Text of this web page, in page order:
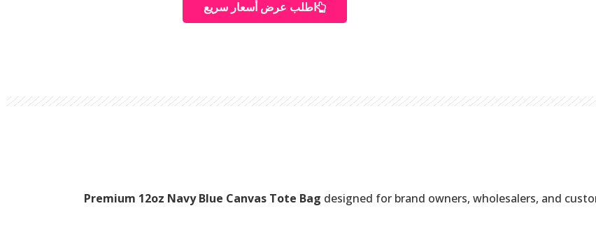
اطلب عرض أسعار سريع
Premium 12oz Navy Blue Canvas Tote Bag designed for brand owners, wholesalers, and